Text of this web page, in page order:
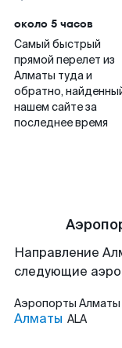
около 5 часов
Самый быстрый
прямой перелет из
Алматы туда и
обратно,
нашем сайте за
последнее время
Направление
следующие
Аэропорты Алматы
Алматы ALA